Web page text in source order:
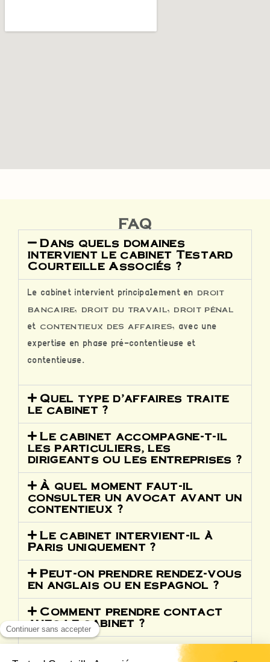
FAQ
Dans quels domaines
intervient le cabinet Testard
Courteille Associés ?
Le cabinet intervient principalement en droit
bancaire, droit du travail, droit pénal
et contentieux des affaires, avec une
expertise en phase pré-contentieuse et
contentieuse.
Quel type d’affaires traite
le cabinet ?
Le cabinet accompagne-t-il
les particuliers, les
dirigeants ou les entreprises ?
À quel moment faut-il
consulter un avocat avant un
contentieux ?
Le cabinet intervient-il à
Paris uniquement ?
Peut-on prendre rendez-vous
en anglais ou en espagnol ?
Comment prendre contact
avec le cabinet ?
Quel avocat du cabinet